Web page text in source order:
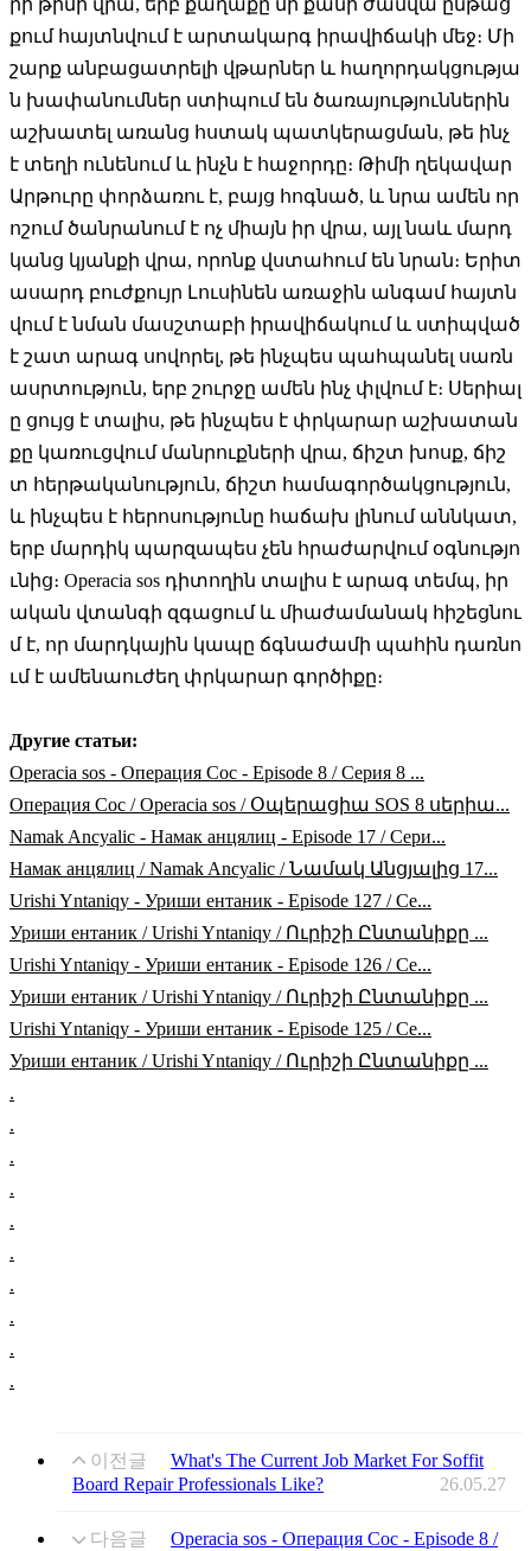
քում հայտնվում է արտակարգ իրավիճակի մեջ։ Մի
շարք անբացատրելի վթարներ և հաղորդակցությա
ն խափանումներ ստիպում են ծառայություններին
աշխատել առանց հստակ պատկերացման, թե ինչ
է տեղի ունենում և ինչն է հաջորդը։ Թիմի ղեկավար
Արթուրը փորձառու է, բայց հոգնած, և նրա ամեն որ
ոշում ծանրանում է ոչ միայն իր վրա, այլ նաև մարդ
կանց կյանքի վրա, որոնք վստահում են նրան։ Երիտ
ասարդ բուժքույր Լուսինեն առաջին անգամ հայտն
վում է նման մասշտաբի իրավիճակում և ստիպված
է շատ արագ սովորել, թե ինչպես պահպանել սառն
ասրտություն, երբ շուրջը ամեն ինչ փլվում է։ Սերիալ
ը ցույց է տալիս, թե ինչպես է փրկարար աշխատան
քը կառուցվում մանրուքների վրա, ճիշտ խոսք, ճիշ
տ հերթականություն, ճիշտ համագործակցություն,
և ինչպես է հերոսությունը հաճախ լինում աննկատ,
երբ մարդիկ պարզապես չեն հրաժարվում օգնությո
ւնից։ Operacia sos դիտողին տալիս է արագ տեմպ, իր
ական վտանգի զգացում և միաժամանակ հիշեցնու
մ է, որ մարդկային կապը ճգնաժամի պահին դառնո
ւմ է ամենաուժեղ փրկարար գործիքը։
Другие статьи:
Operacia sos - Операция Сос - Episode 8 / Серия 8 ...
Операция Сос / Operacia sos / Օպերացիա SOS 8 սերիա...
Namak Ancyalic - Намак анцялиц - Episode 17 / Сери...
Намак анцялиц / Namak Ancyalic / Նամակ Անցյալից 17...
Urishi Yntaniqy - Уриши ентаник - Episode 127 / Се...
Уриши ентаник / Urishi Yntaniqy / Ուրիշի Ընտանիքը ...
Urishi Yntaniqy - Уриши ентаник - Episode 126 / Се...
Уриши ентаник / Urishi Yntaniqy / Ուրիշի Ընտանիքը ...
Urishi Yntaniqy - Уриши ентаник - Episode 125 / Се...
Уриши ентаник / Urishi Yntaniqy / Ուրիշի Ընտանիքը ...
.
.
.
.
.
.
.
.
.
.
이전글
What's The Current Job Market For Soffit
Board Repair Professionals Like?
26.05.27
다음글
Operacia sos - Операция Сос - Episode 8 /